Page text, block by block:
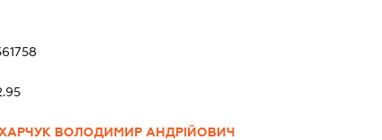
ВОЛОДИМИР АНДРІЙОВИЧ